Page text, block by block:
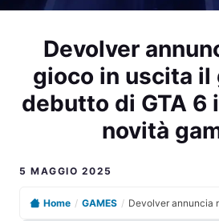
Devolver
gioco in uscita il
debutto di GTA 6
novità
5 MAGGIO 2025
Home / GAMES /